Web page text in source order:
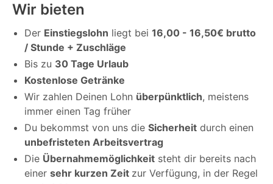
Wir bieten
Der Einstiegslohn liegt bei 16,00 - 16,50€ brutto
/ Stunde + Zuschläge
Bis zu 30 Tage Urlaub
Kostenlose Getränke
Wir zahlen Deinen Lohn überpünktlich, meistens
immer einen Tag früher
Du bekommst von uns die Sicherheit durch einen
unbefristeten Arbeitsvertrag
Die Übernahmemöglichkeit steht dir bereits nach
einer sehr kurzen Zeit zur Verfügung, in der Regel